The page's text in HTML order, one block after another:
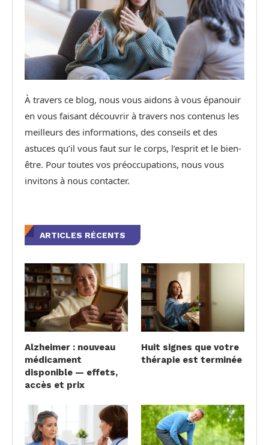
À travers ce blog, nous vous aidons à vous épanouir
en vous faisant découvrir à travers nos contenus les
meilleurs des informations, des conseils et des
astuces qu’il vous faut sur le corps, l’esprit et le bien-
être. Pour toutes vos préoccupations, nous vous
invitons à nous contacter.
ARTICLES RÉCENTS
Alzheimer : nouveau
médicament
disponible — effets,
accès et prix
Huit signes que votre
thérapie est terminée